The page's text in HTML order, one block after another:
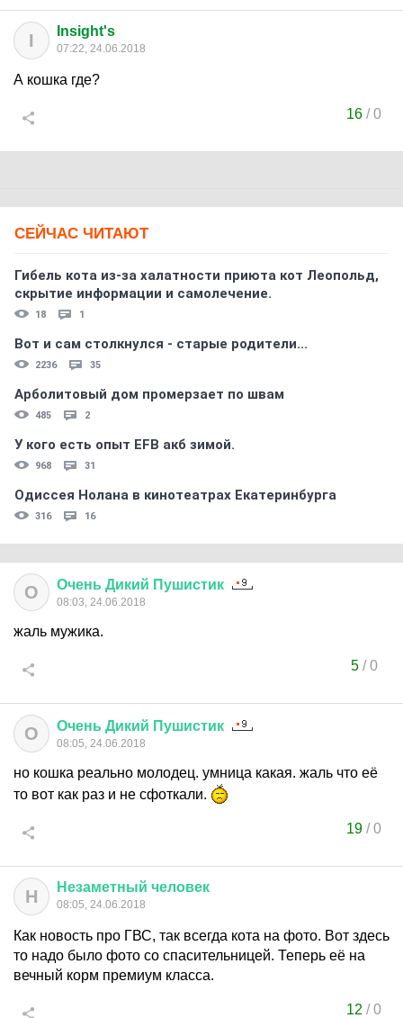
I Insight's
07:22, 24.06.2018
А кошка где?
16 /0
СЕЙЧАС ЧИТАЮТ
Гибель кота из-за халатности приюта кот Леопольд,
скрытиe информации и самолечение.
18 1
Вот и сам столкнулся - старые родители...
2236 35
Арболитовый дом промерзает по швам
485 2
У кого есть опыт EFB акб зимой.
968 31
Одиссея Нолана в кинотеатрах Екатеринбурга
316 16
О Очень Дикий Пушистик
08:03, 24.06.2018
жаль мужика.
5/0
О Очень Дикий Пушистик
08:05, 24.06.2018
но кошка реально молодец. умница какая. жаль что её
то вот как раз и не сфоткали.
19 /0
Н Незаметный человек
08:05, 24.06.2018
Как новость про ГВС, так всегда кота на фото. Вот здесь
то надо было фото со спасительницей. Теперь её на
вечный корм премиум класса.
12 /0